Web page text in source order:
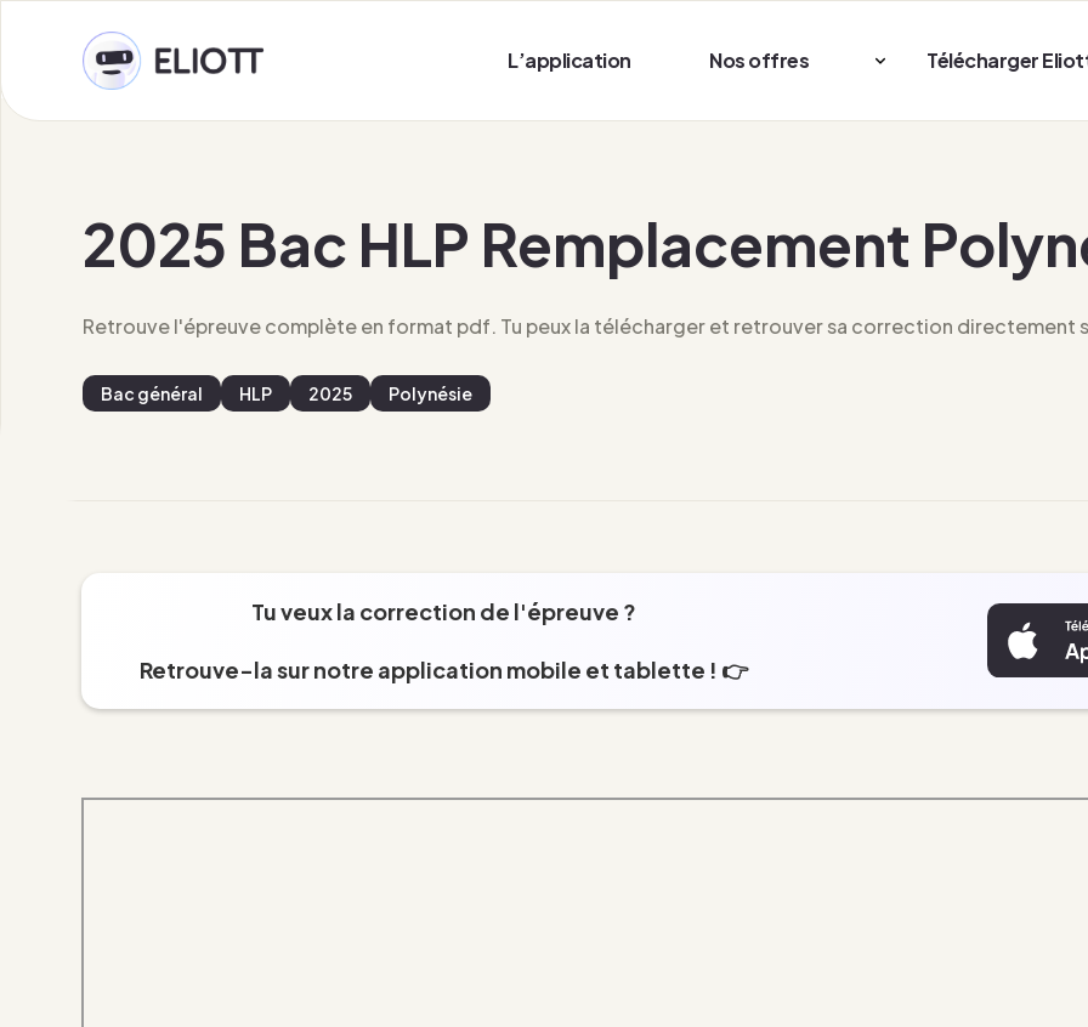
L’application Nos offres Télécharger
2025 Bac HLP Remplacement
Retrouve l'épreuve complète en format pdf. Tu peux la télécharger et retrouver sa correction directement
Bac général HLP 2025 Polynésie
Tu veux la correction de l'épreuve ?
Retrouve-la sur notre application mobile et tablette ! 👉